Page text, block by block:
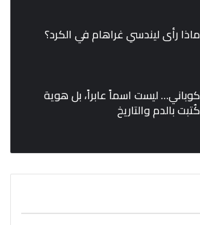
ماذا رأى ليندسي غراهام في الكرد؟
كوباني… ليست اسماً عابراً، بل هوية
كُتبت بالدم والتاريخ